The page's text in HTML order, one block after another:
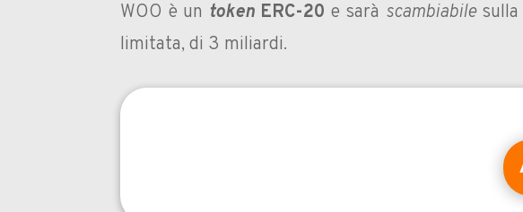
WOO è un tokenERC-20 e sarà scambiabilesulla
limitata, di 3 miliardi.